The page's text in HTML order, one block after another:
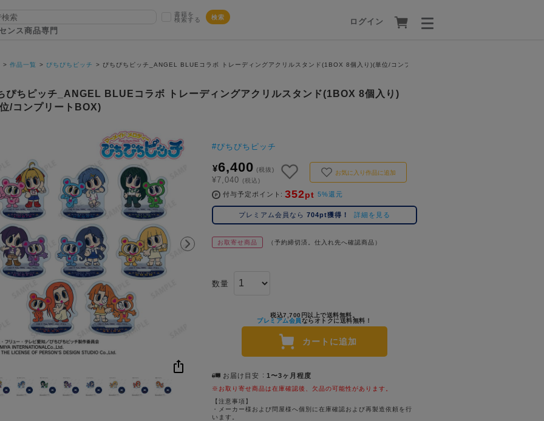
ンス商品専門
書籍を
検索する
検索 ログイン
作品一覧 ぴちぴちピッチ ぴちぴちピッチ_ANGEL BLUEコラボ トレーディングアクリルスタンド(1BOX 8個入り)(単位/コンプリートBOX)
ぴちピッチ_ANGEL BLUEコラボ トレーディングアクリルスタンド(1BOX 8個入り)
/コンプリートBOX)
#ぴちぴちピッチ
¥6,400 (税抜)
¥7,040 (税込)
お気に入り作品に追加
付与予定ポイント 352pt 5%還元
プレミアム会員なら 704pt獲得！ 詳細を見る
お取寄せ商品 （予約締切済。仕入れ先へ確認商品）
数量
税込7,700円以上で送料無料。
プレミアム会員ならオトクに送料無料！
カートに追加
お届け目安 1〜3ヶ月程度
※お取り寄せ商品は在庫確認後、欠品の可能性があります。
【注意事項】
・メーカー様および問屋様へ個別に在庫確認および再製造依頼を行
います。